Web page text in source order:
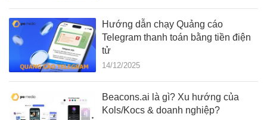
Hướng dẫn chạy Quảng cáo
Telegram thanh toán bằng tiền điện
tử
14/12/2025
Beacons.ai là gì? Xu hướng của
Kols/Kocs & doanh nghiệp?